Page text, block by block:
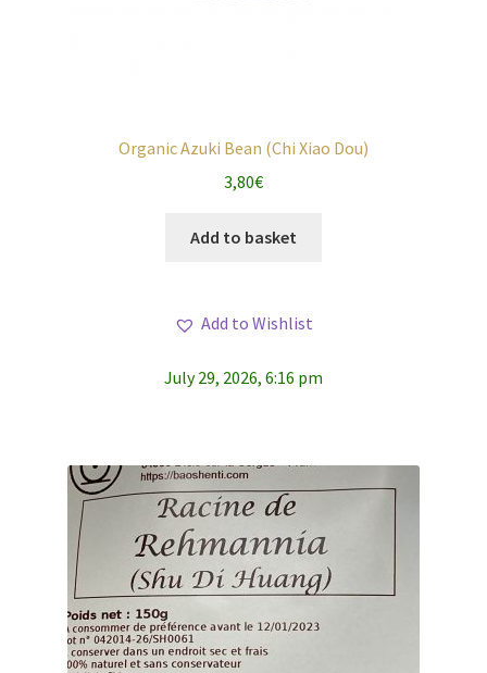
Organic Azuki Bean (Chi Xiao Dou)
3,80€
Add to basket
Add to Wishlist
July 29, 2026, 6:16 pm